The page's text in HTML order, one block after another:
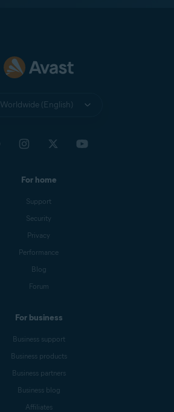
Worldwide (English)
For home
Support
Security
Privacy
Performance
Blog
Forum
For business
Business support
Business products
Business partners
Business blog
Affiliates